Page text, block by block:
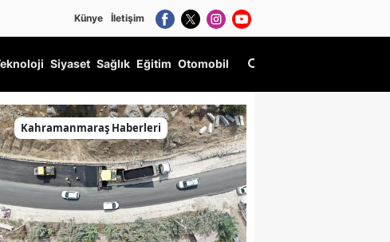
Künye İletişim
Siyaset Sağlık Eğitim Otomobil
çekildi!
Kahramanmaraş Haberleri